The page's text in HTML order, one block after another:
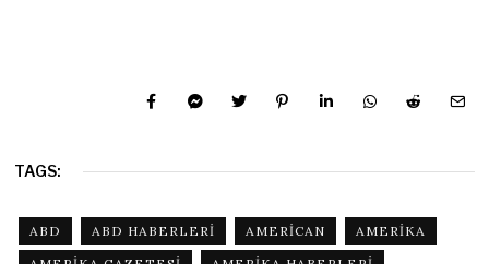
TAGS:
ABD ABD HABERLERI AMERICAN
AMERIKA